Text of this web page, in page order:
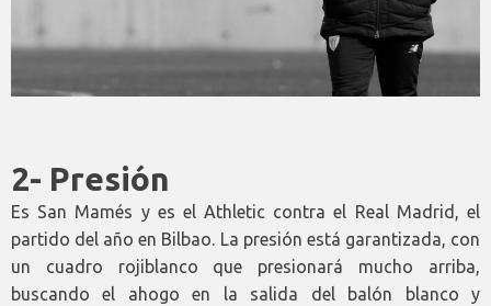
2- Presión
Es San Mamés y es el Athletic contra el Real Madrid, el
partido del año en Bilbao. La presión está garantizada, con
un cuadro rojiblanco que presionará mucho arriba,
buscando el ahogo en la salida del balón blanco y